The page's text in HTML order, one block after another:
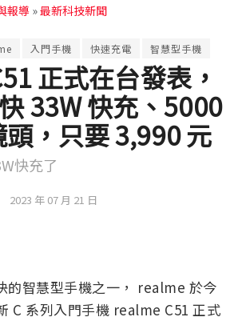
報導 »最新科技新聞
入門手機 快速充電 智慧型手機
正式在台發表，
33W 快充、5000
頭，只要 3,990 元
快充了
2023 年 07 月 21 日
的智慧型手機之一， realme 於今
C 系列入門手機 realme C51 正式